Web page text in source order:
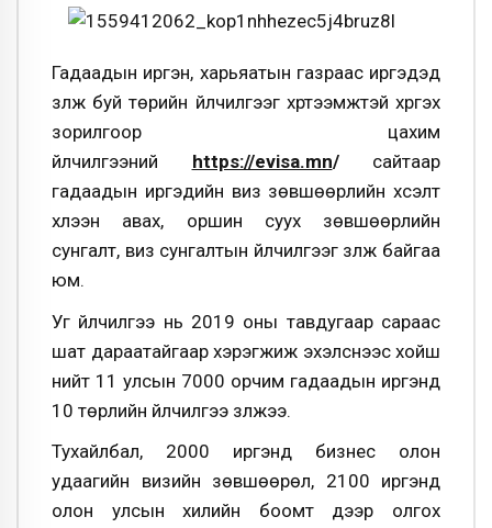
Гадаадын иргэн, харьяатын газраас иргэдэд
үзүүлж буй төрийн үйлчилгээг хүртээмжтэй хүргэх
зорилгоор цахим
үйлчилгээний
https://evisa.mn/сайтаар
гадаадын иргэдийн виз зөвшөөрлийн хүсэлт
хүлээн авах, оршин суух зөвшөөрлийн
сунгалт, виз сунгалтын үйлчилгээг үзүүлж байгаа
юм.
Уг үйлчилгээ нь 2019 оны тавдугаар сараас
шат дараатайгаар хэрэгжиж эхэлснээс хойш
нийт 11 улсын 7000 орчим гадаадын иргэнд
10 төрлийн үйлчилгээ үзүүлжээ.
Тухайлбал, 2000 иргэнд бизнес олон
удаагийн визийн зөвшөөрөл, 2100 иргэнд
олон улсын хилийн боомт дээр олгох